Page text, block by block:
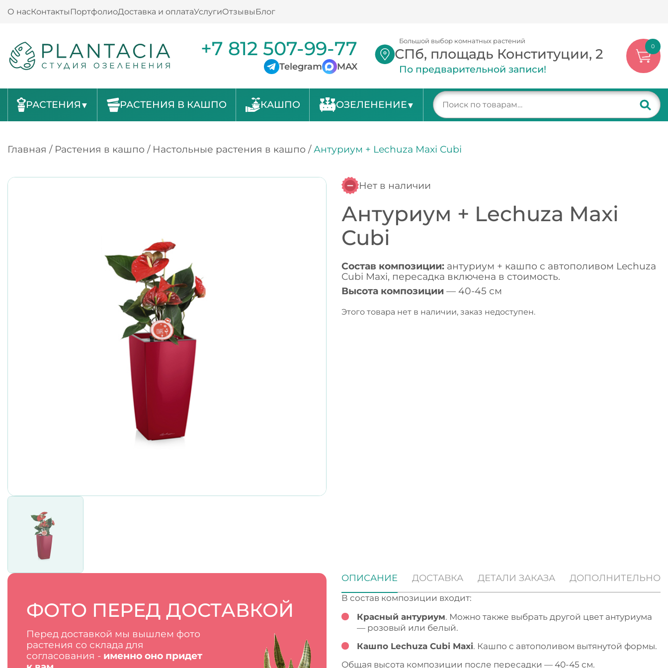
О насКонтакты ПортфолиоДоставка и оплатаУслугиОтзывы Блог
+7 812 507-99-77
Telegram MAX
Большой выбор комнатных растений
СПб, площадь Конституции, 2
По предварительной записи!
0
РАСТЕНИЯ РАСТЕНИЯ В КАШПО КАШПО ОЗЕЛЕНЕНИЕ
Главная / Растения в кашпо / Настольные растения в кашпо / Антуриум + Lechuza Maxi Cubi
Нет в наличии
Антуриум + Lechuza Maxi
Cubi
Состав композиции: антуриум + кашпо с автополивом Lechuza
Cubi Maxi, пересадка включена в стоимость.
Высота композиции — 40-45 см
Этого товара нет в наличии, заказ недоступен.
ФОТО ПЕРЕД ДОСТАВКОЙ
Перед доставкой мы вышлем фото
растения со склада для
согласования - именно оно придет
ОПИСАНИЕ ДОСТАВКА ДЕТАЛИ ЗАКАЗА ДОПОЛНИТЕЛЬНО
В состав композиции входит:
Красный антуриум. Можно также выбрать другой цвет антуриума
— розовый или белый.
Кашпо Lechuza Cubi Maxi. Кашпо с автополивом вытянутой формы.
Общая высота композиции после пересадки — 40-45 см.